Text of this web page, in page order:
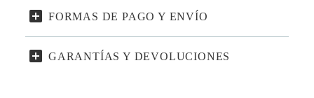
FORMAS DE PAGO Y ENVÍO
GARANTÍAS Y DEVOLUCIONES